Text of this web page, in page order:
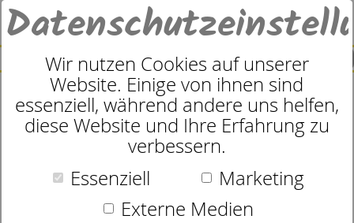
SUCHE
0
Premium Daunenbett
Körperformsteppung -
leicht
Wir nutzen Cookies auf unserer
Website. Einige von ihnen sind
essenziell, während andere uns helfen,
diese Website und Ihre Erfahrung zu
verbessern.
Essenziell
Marketing
Externe Medien